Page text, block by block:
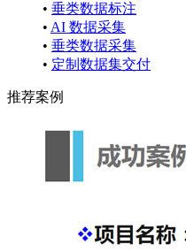
• 垂类数据标注
• AI 数据采集
• 垂类数据采集
• 定制数据集交付
推荐案例